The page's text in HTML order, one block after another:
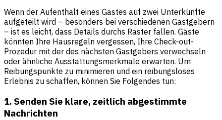
Wenn der Aufenthalt eines Gastes auf zwei Unterkünfte
aufgeteilt wird – besonders bei verschiedenen Gastgebern
– ist es leicht, dass Details durchs Raster fallen. Gäste
könnten Ihre Hausregeln vergessen, Ihre Check-out-
Prozedur mit der des nächsten Gastgebers verwechseln
oder ähnliche Ausstattungsmerkmale erwarten. Um
Reibungspunkte zu minimieren und ein reibungsloses
Erlebnis zu schaffen, können Sie Folgendes tun:
1. Senden Sie klare, zeitlich abgestimmte
Nachrichten